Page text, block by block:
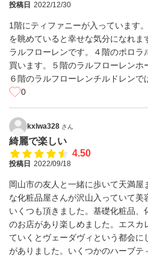
投稿日 2022/12/30
1階にティファニーが入っています
を眺めていると幸せな気分になれま
ラルフローレンです。４階のポロラ
買います。５階のラルフローレンホ
６階のラルフローレンチルドレンで
0
kxlwa328 さん
綺麗で楽しい
4.50
投稿日 2022/09/18
岡山市の友人と一緒に歩いて天満屋
な化粧品屋さんが沢山入っていて美
いくつも頂きました。基礎化粧品、
のお店があり楽しめました。エスカ
ていくとヴェーダヴィという都会
がありました。いくつかのハーブテ